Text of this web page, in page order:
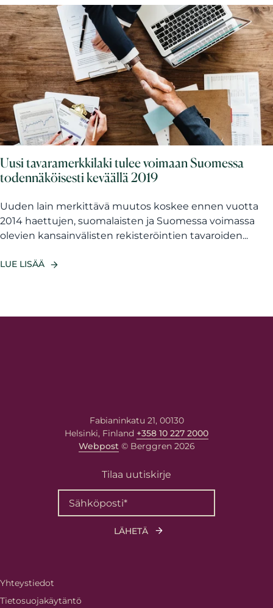
Uusi tavaramerkkilaki tulee voimaan Suomessa
todennäköisesti keväällä 2019
Uuden lain merkittävä muutos koskee ennen vuotta
2014 haettujen, suomalaisten ja Suomessa voimassa
olevien kansainvälisten rekisteröintien tavaroiden...
LUE LISÄÄ
Fabianinkatu 21, 00130
Helsinki, Finland +358 10 227 2000
Webpost© Berggren 2026
Tilaa uutiskirje
Yhteystiedot
Tietosuojakäytäntö